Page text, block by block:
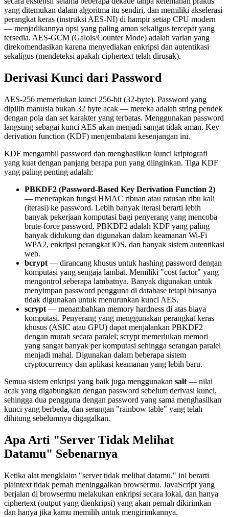
yang ditemukan dalam algoritma itu sendiri, dan memiliki akselerasi
perangkat keras (instruksi AES-NI) di hampir setiap CPU modern
— menjadikannya opsi yang paling aman sekaligus tercepat yang
tersedia. AES-GCM (Galois/Counter Mode) adalah varian yang
direkomendasikan karena menyediakan enkripsi dan autentikasi
sekaligus (mendeteksi apakah ciphertext telah dirusak).
Derivasi Kunci dari Password
AES-256 memerlukan kunci 256-bit (32-byte). Password yang
dipilih manusia bukan 32 byte acak — mereka adalah string pendek
dengan pola dan set karakter yang terbatas. Menggunakan password
langsung sebagai kunci AES akan menjadi sangat tidak aman. Key
derivation function (KDF) menjembatani kesenjangan ini.
KDF mengambil password dan menghasilkan kunci kriptografi
yang kuat dengan panjang berapa pun yang diinginkan. Tiga KDF
yang paling penting adalah:
PBKDF2 (Password-Based Key Derivation Function 2)
— menerapkan fungsi HMAC ribuan atau ratusan ribu kali
(iterasi) ke password. Lebih banyak iterasi berarti lebih
banyak pekerjaan komputasi bagi penyerang yang mencoba
brute-force password. PBKDF2 adalah KDF yang paling
banyak didukung dan digunakan dalam keamanan Wi-Fi
WPA2, enkripsi perangkat iOS, dan banyak sistem autentikasi
web.
bcrypt — dirancang khusus untuk hashing password dengan
komputasi yang sengaja lambat. Memiliki "cost factor" yang
mengontrol seberapa lambatnya. Banyak digunakan untuk
menyimpan password pengguna di database tetapi biasanya
tidak digunakan untuk menurunkan kunci AES.
scrypt — menambahkan memory hardness di atas biaya
komputasi. Penyerang yang menggunakan perangkat keras
khusus (ASIC atau GPU) dapat menjalankan PBKDF2
dengan murah secara paralel; scrypt memerlukan memori
yang sangat banyak per komputasi sehingga serangan paralel
menjadi mahal. Digunakan dalam beberapa sistem
cryptocurrency dan aplikasi keamanan yang lebih baru.
Semua sistem enkripsi yang baik juga menggunakan salt — nilai
acak yang digabungkan dengan password sebelum derivasi kunci,
sehingga dua pengguna dengan password yang sama menghasilkan
kunci yang berbeda, dan serangan "rainbow table" yang telah
dihitung sebelumnya digagalkan.
Apa Arti "Server Tidak Melihat
Datamu" Sebenarnya
Ketika alat mengklaim "server tidak melihat datamu," ini berarti
plaintext tidak pernah meninggalkan browsermu. JavaScript yang
berjalan di browsermu melakukan enkripsi secara lokal, dan hanya
ciphertext (output yang dienkripsi) yang akan pernah dikirimkan —
dan hanya jika kamu memilih untuk mengirimkannya.